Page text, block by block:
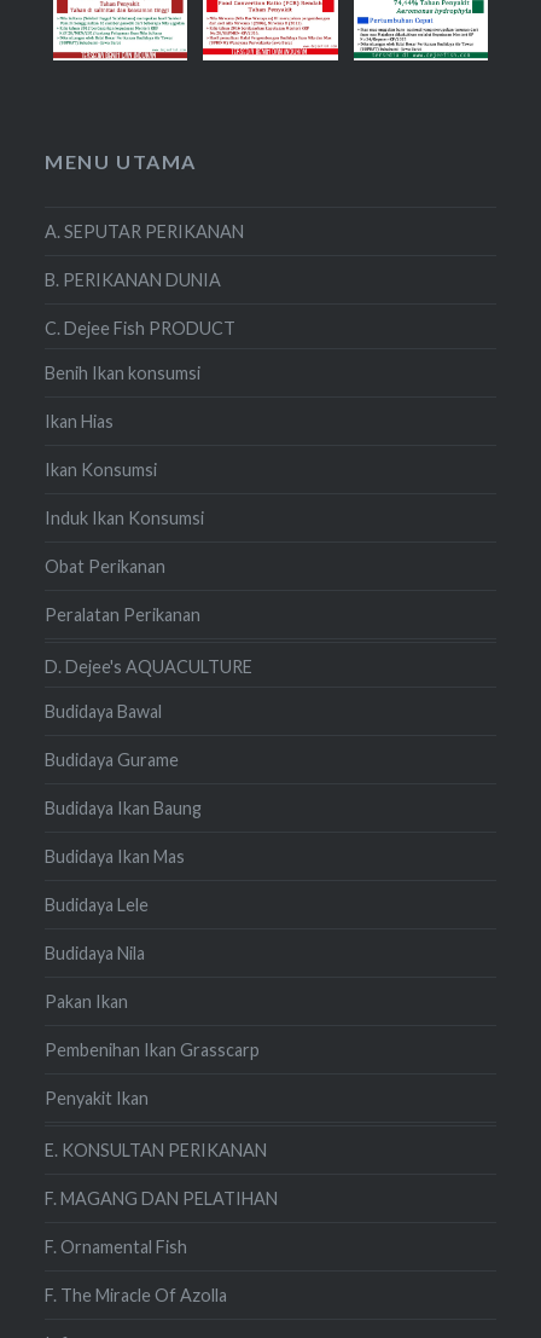
MENU UTAMA
A. SEPUTAR PERIKANAN
B. PERIKANAN DUNIA
C. Dejee Fish PRODUCT
Benih Ikan konsumsi
Ikan Hias
Ikan Konsumsi
Induk Ikan Konsumsi
Obat Perikanan
Peralatan Perikanan
D. Dejee's AQUACULTURE
Budidaya Bawal
Budidaya Gurame
Budidaya Ikan Baung
Budidaya Ikan Mas
Budidaya Lele
Budidaya Nila
Pakan Ikan
Pembenihan Ikan Grasscarp
Penyakit Ikan
E. KONSULTAN PERIKANAN
F. MAGANG DAN PELATIHAN
F. Ornamental Fish
F. The Miracle Of Azolla